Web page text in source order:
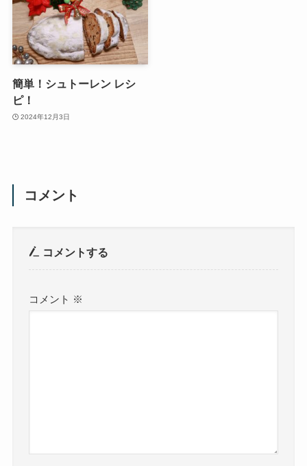
簡単！シュトーレン レシ
ピ！
2024年12月3日
コメント
コメントする
コメント ※